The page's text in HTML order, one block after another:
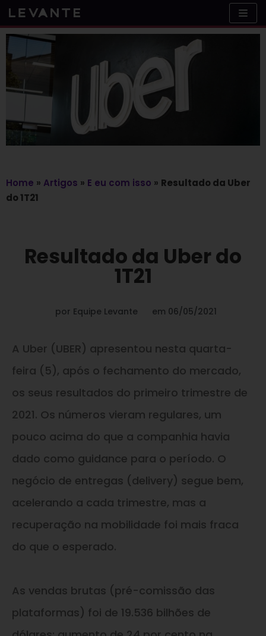
Skip
to
content
Home » Artigos » E eu com isso » Resultado da Uber
do 1T21
Resultado da Uber do
1T21
por Equipe Levante em 06/05/2021
A Uber (UBER) apresentou nesta quarta-
feira (5), após o fechamento do mercado,
os seus resultados do primeiro trimestre de
2021. Os números vieram regulares, um
pouco acima do que a companhia havia
dado como guidance para o período. O
negócio de entregas (delivery) segue bem,
acelerando a cada trimestre, mas a
recuperação na mobilidade foi mais fraca
do que o esperado.
As vendas brutas (pré-comissão das
plataformas) foi de 19.536 bilhões de